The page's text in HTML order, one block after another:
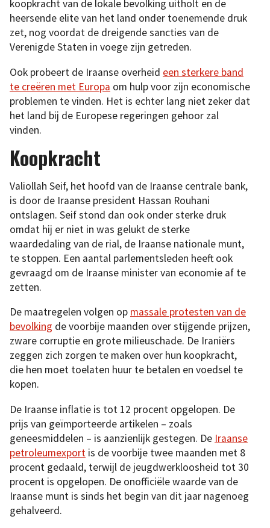
koopkracht van de lokale bevolking uitholt en de
heersende elite van het land onder toenemende druk
zet, nog voordat de dreigende sancties van de
Verenigde Staten in voege zijn getreden.
Ook probeert de Iraanse overheid een sterkere band
te creëren met Europa om hulp voor zijn economische
problemen te vinden. Het is echter lang niet zeker dat
het land bij de Europese regeringen gehoor zal
vinden.
Koopkracht
Valiollah Seif, het hoofd van de Iraanse centrale bank,
is door de Iraanse president Hassan Rouhani
ontslagen. Seif stond dan ook onder sterke druk
omdat hij er niet in was gelukt de sterke
waardedaling van de rial, de Iraanse nationale munt,
te stoppen. Een aantal parlementsleden heeft ook
gevraagd om de Iraanse minister van economie af te
zetten.
De maatregelen volgen op massale protesten van de
bevolking de voorbije maanden over stijgende prijzen,
zware corruptie en grote milieuschade. De Iraniërs
zeggen zich zorgen te maken over hun koopkracht,
die hen moet toelaten huur te betalen en voedsel te
kopen.
De Iraanse inflatie is tot 12 procent opgelopen. De
prijs van geïmporteerde artikelen – zoals
geneesmiddelen – is aanzienlijk gestegen. De Iraanse
petroleumexport is de voorbije twee maanden met 8
procent gedaald, terwijl de jeugdwerkloosheid tot 30
procent is opgelopen. De onofficiële waarde van de
Iraanse munt is sinds het begin van dit jaar nagenoeg
gehalveerd.